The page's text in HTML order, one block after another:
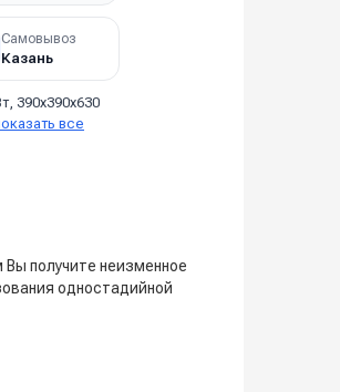
Самовывоз
Казань
390х390х630
все
получите неизменное
одностадийной